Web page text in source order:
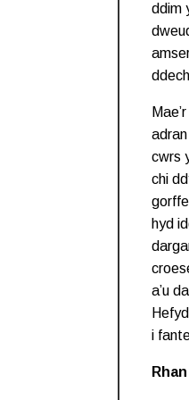
ddim
cwrs
chi
hyd
a’u
i